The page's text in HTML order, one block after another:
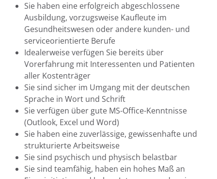
Sie haben eine erfolgreich abgeschlossene
Ausbildung, vorzugsweise Kaufleute im
Gesundheitswesen oder andere kunden- und
serviceorientierte Berufe
Idealerweise verfügen Sie bereits über
Vorerfahrung mit Interessenten und Patienten
aller Kostenträger
Sie sind sicher im Umgang mit der deutschen
Sprache in Wort und Schrift
Sie verfügen über gute MS-Office-Kenntnisse
(Outlook, Excel und Word)
Sie haben eine zuverlässige, gewissenhafte und
strukturierte Arbeitsweise
Sie sind psychisch und physisch belastbar
Sie sind teamfähig, haben ein hohes Maß an